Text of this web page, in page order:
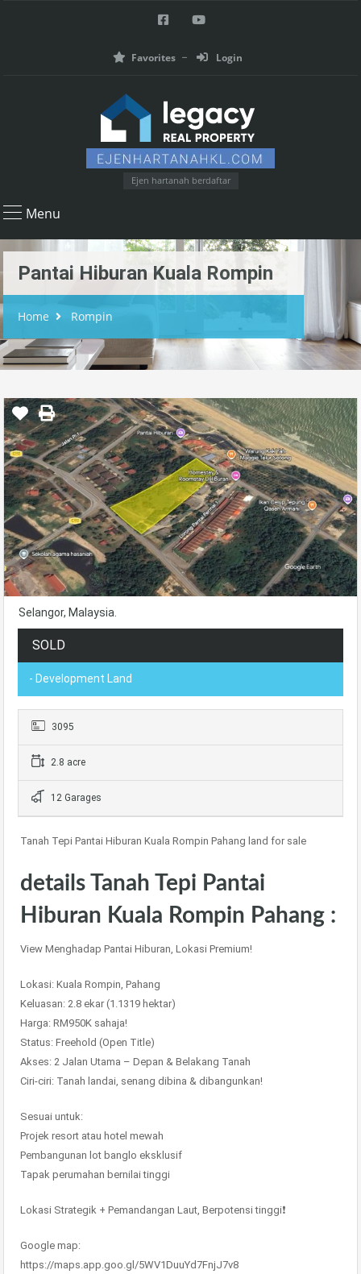
Favorites Login
Ejen hartanah berdaftar
Menu
Pantai Hiburan Kuala Rompin
Home Rompin
Selangor, Malaysia.
SOLD
- Development Land
3095
2.8 acre
12 Garages
Tanah Tepi Pantai Hiburan Kuala Rompin Pahang land for sale
details Tanah Tepi Pantai
Hiburan Kuala Rompin Pahang :
View Menghadap Pantai Hiburan, Lokasi Premium!
Lokasi: Kuala Rompin, Pahang
Keluasan: 2.8 ekar (1.1319 hektar)
Harga: RM950K sahaja!
Status: Freehold (Open Title)
Akses: 2 Jalan Utama – Depan & Belakang Tanah
Ciri-ciri: Tanah landai, senang dibina & dibangunkan!
Sesuai untuk:
Projek resort atau hotel mewah
Pembangunan lot banglo eksklusif
Tapak perumahan bernilai tinggi
Lokasi Strategik + Pemandangan Laut, Berpotensi tinggi❗️
Google map:
https://maps.app.goo.gl/5WV1DuuYd7FnjJ7v8